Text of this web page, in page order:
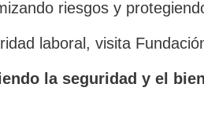
riesgos y
laboral, visita
la seguridad y el